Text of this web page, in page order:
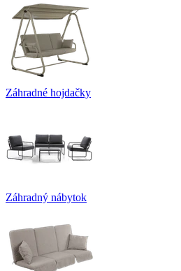
Záhradné hojdačky
Záhradný nábytok